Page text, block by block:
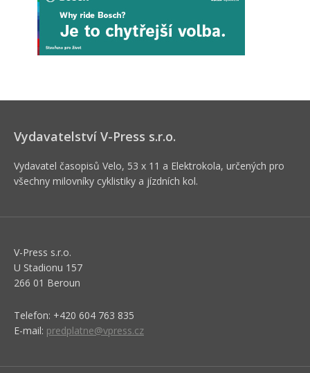
Vydavatelství V-Press s.r.o.
Vydavatel časopisů Velo, 53 x 11 a Elektrokola, určených pro
všechny milovníky cyklistiky a jízdních kol.
V-Press s.r.o.
U Stadionu 157
266 01 Beroun
Telefon: +420 604 763 835
E-mail: predplatne@vpress.cz